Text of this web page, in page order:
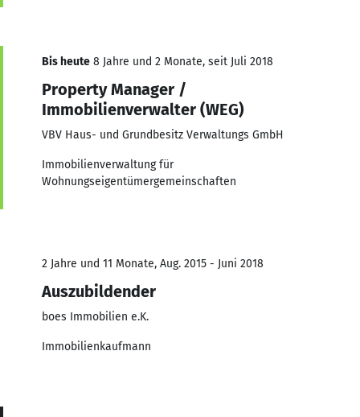
Bis heute 8 Jahre und 2 Monate, seit Juli 2018
Property Manager /
Immobilienverwalter (WEG)
VBV Haus- und Grundbesitz Verwaltungs GmbH
Immobilienverwaltung für
Wohnungseigentümergemeinschaften
2 Jahre und 11 Monate, Aug. 2015 - Juni 2018
Auszubildender
boes Immobilien e.K.
Immobilienkaufmann